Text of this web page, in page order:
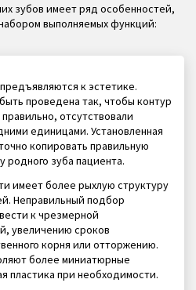
зубов имеет ряд особенностей,
выполняемых функций:
к эстетике.
проведена так, чтобы контур
отсутствовали
единицами. Установленная
копировать правильную
зуба пациента.
имеет более рыхлую структуру
Неправильный подбор
к чрезмерной
увеличению сроков
корня или отторжению.
более миниатюрные
пластика при необходимости.